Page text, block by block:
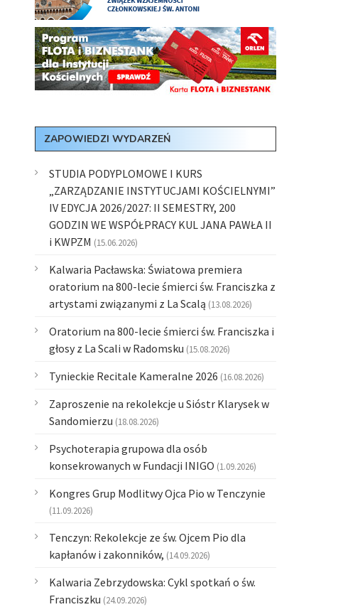
ZAPOWIEDZI WYDARZEŃ
STUDIA PODYPLOMOWE I KURS
„ZARZĄDZANIE INSTYTUCJAMI KOŚCIELNYMI”
IV EDYCJA 2026/2027: II SEMESTRY, 200
GODZIN WE WSPÓŁPRACY KUL JANA PAWŁA II
i KWPZM (15.06.2026)
Kalwaria Pacławska: Światowa premiera
oratorium na 800-lecie śmierci św. Franciszka z
artystami związanymi z La Scalą (13.08.2026)
Oratorium na 800-lecie śmierci św. Franciszka i
głosy z La Scali w Radomsku (15.08.2026)
Tynieckie Recitale Kameralne 2026 (16.08.2026)
Zaproszenie na rekolekcje u Sióstr Klarysek w
Sandomierzu (18.08.2026)
Psychoterapia grupowa dla osób
konsekrowanych w Fundacji INIGO (1.09.2026)
Kongres Grup Modlitwy Ojca Pio w Tenczynie
(11.09.2026)
Tenczyn: Rekolekcje ze św. Ojcem Pio dla
kapłanów i zakonników, (14.09.2026)
Kalwaria Zebrzydowska: Cykl spotkań o św.
Franciszku (24.09.2026)